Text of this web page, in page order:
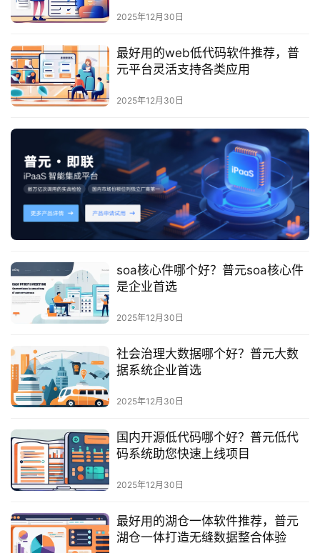
产
品
解
决
方
案
生
与
合
作
服
与
支
持
了
解
普
元
联
系
我
们
2025年12月30日
最好用的web低代码软件推荐，普
元平台灵活支持各类应用
2025年12月30日
soa核心件哪个好？普元soa核心件
是企业首选
2025年12月30日
社会治理大数据哪个好？普元大数
据系统企业首选
2025年12月30日
国内开源低代码哪个好？普元低代
码系统助您快速上线项目
2025年12月30日
最好用的湖仓一体软件推荐，普元
湖仓一体打造无缝数据整合体验